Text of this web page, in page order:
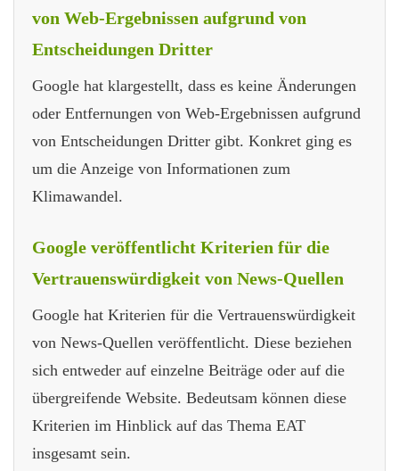
von Web-Ergebnissen aufgrund von
Entscheidungen Dritter
Google hat klargestellt, dass es keine Änderungen
oder Entfernungen von Web-Ergebnissen aufgrund
von Entscheidungen Dritter gibt. Konkret ging es
um die Anzeige von Informationen zum
Klimawandel.
Google veröffentlicht Kriterien für die
Vertrauenswürdigkeit von News-Quellen
Google hat Kriterien für die Vertrauenswürdigkeit
von News-Quellen veröffentlicht. Diese beziehen
sich entweder auf einzelne Beiträge oder auf die
übergreifende Website. Bedeutsam können diese
Kriterien im Hinblick auf das Thema EAT
insgesamt sein.